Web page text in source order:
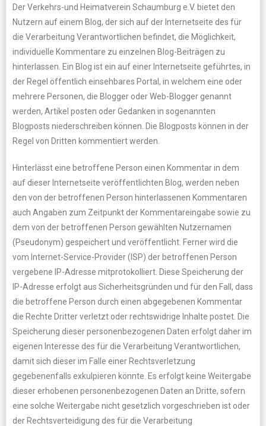
Der Verkehrs-und Heimatverein Schaumburg e.V. bietet den
Nutzern auf einem Blog, der sich auf der Internetseite des für
die Verarbeitung Verantwortlichen befindet, die Möglichkeit,
individuelle Kommentare zu einzelnen Blog-Beiträgen zu
hinterlassen. Ein Blog ist ein auf einer Internetseite geführtes, in
der Regel öffentlich einsehbares Portal, in welchem eine oder
mehrere Personen, die Blogger oder Web-Blogger genannt
werden, Artikel posten oder Gedanken in sogenannten
Blogposts niederschreiben können. Die Blogposts können in der
Regel von Dritten kommentiert werden.
Hinterlässt eine betroffene Person einen Kommentar in dem
auf dieser Internetseite veröffentlichten Blog, werden neben
den von der betroffenen Person hinterlassenen Kommentaren
auch Angaben zum Zeitpunkt der Kommentareingabe sowie zu
dem von der betroffenen Person gewählten Nutzernamen
(Pseudonym) gespeichert und veröffentlicht. Ferner wird die
vom Internet-Service-Provider (ISP) der betroffenen Person
vergebene IP-Adresse mitprotokolliert. Diese Speicherung der
IP-Adresse erfolgt aus Sicherheitsgründen und für den Fall, dass
die betroffene Person durch einen abgegebenen Kommentar
die Rechte Dritter verletzt oder rechtswidrige Inhalte postet. Die
Speicherung dieser personenbezogenen Daten erfolgt daher im
eigenen Interesse des für die Verarbeitung Verantwortlichen,
damit sich dieser im Falle einer Rechtsverletzung
gegebenenfalls exkulpieren könnte. Es erfolgt keine Weitergabe
dieser erhobenen personenbezogenen Daten an Dritte, sofern
eine solche Weitergabe nicht gesetzlich vorgeschrieben ist oder
der Rechtsverteidigung des für die Verarbeitung